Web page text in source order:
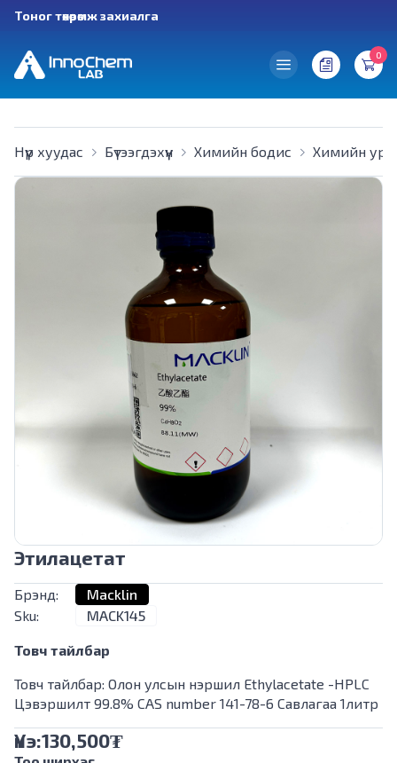
Тоног төхөөрөмж захиалга
0
Нүүр хуудас Бүтээгдэхүүн Химийн бодис Химийн
Этилацетат
Брэнд:
Macklin
Sku:
MACK145
Товч тайлбар
Товч тайлбар: Олон улсын нэршил Ethylacetate -HPLC
Цэвэршилт 99.8% CAS number 141-78-6 Савлагаа 1литр
Үнэ:130,500₮